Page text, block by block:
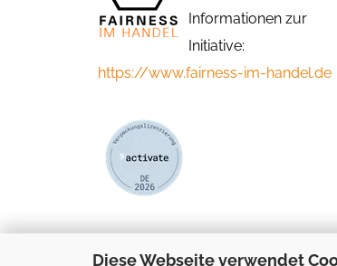
Diese Webseite verwendet
Informationen zur
Initiative:
https://www.fairness-im-handel.de